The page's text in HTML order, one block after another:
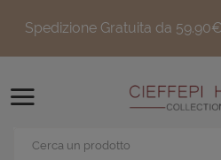
Spedizione Gratuita da